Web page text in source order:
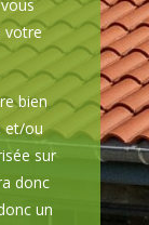
votre
bien
et/ou
sur
donc
un